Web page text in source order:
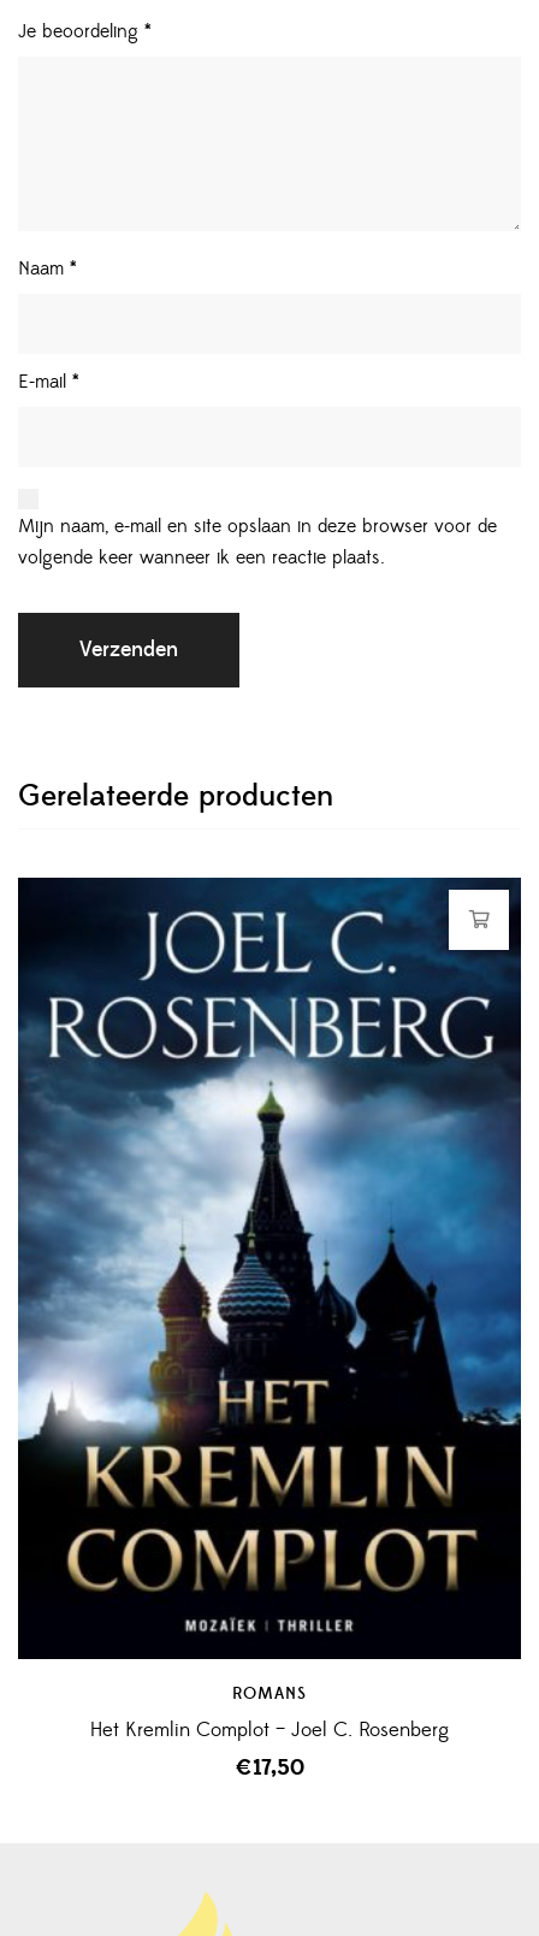
Je beoordeling *
Naam *
E-mail *
Mijn naam, e-mail en site opslaan in deze browser voor de
volgende keer wanneer ik een reactie plaats.
Gerelateerde producten
ROMANS
Het Kremlin Complot – Joel C. Rosenberg
€17,50